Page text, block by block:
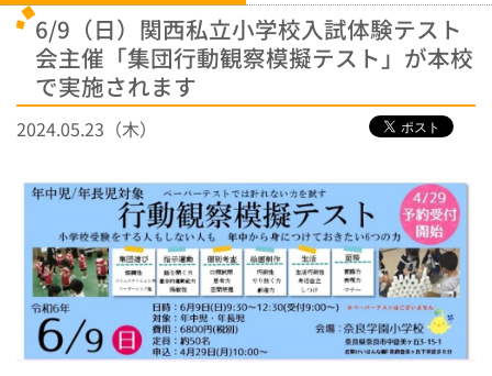
6/9（日）関西私立小学校​入試体験テスト
会主催「集団行動観察模擬テスト」が本校
で実施されます
2024.05.23（木）